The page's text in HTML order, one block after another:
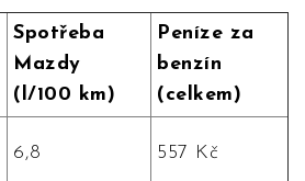
Spotřeba
Mazdy
(l/100 km)
Peníze za
benzín
(celkem)
6,8 557 Kč